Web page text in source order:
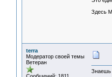
Здесь
terra
Модератор своей темы
Ветеран
Знаешь